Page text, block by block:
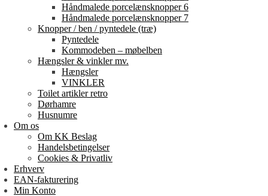
Håndmalede porcelænsknopper 6
Håndmalede porcelænsknopper 7
Knopper / ben / pyntedele (træ)
Pyntedele
Kommodeben – møbelben
Hængsler & vinkler mv.
Hængsler
VINKLER
Toilet artikler retro
Dørhamre
Husnumre
Om os
Om KK Beslag
Handelsbetingelser
Cookies & Privatliv
Erhverv
EAN-fakturering
Min Konto